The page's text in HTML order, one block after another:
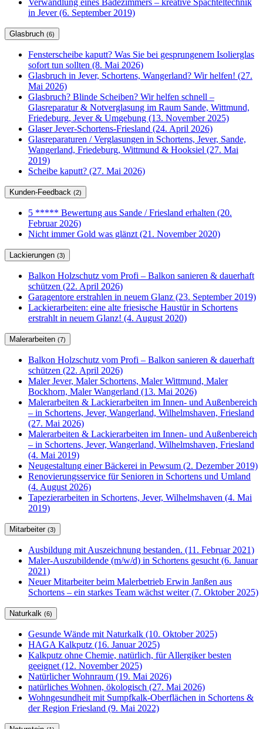
Verwandlung eines Badezimmers – kreative Spachteltechnik
in Jever (6. September 2019)
Glasbruch (6)
Fensterscheibe kaputt? Was Sie bei gesprungenem Isolierglas
sofort tun sollten (8. Mai 2026)
Glasbruch in Jever, Schortens, Wangerland? Wir helfen! (27.
Mai 2026)
Glasbruch? Blinde Scheiben? Wir helfen schnell –
Glasreparatur & Notverglasung im Raum Sande, Wittmund,
Friedeburg, Jever & Umgebung (13. November 2025)
Glaser Jever-Schortens-Friesland (24. April 2026)
Glasreparaturen / Verglasungen in Schortens, Jever, Sande,
Wangerland, Friedeburg, Wittmund & Hooksiel (27. Mai
2019)
Scheibe kaputt? (27. Mai 2026)
Kunden-Feedback (2)
5 ***** Bewertung aus Sande / Friesland erhalten (20.
Februar 2026)
Nicht immer Gold was glänzt (21. November 2020)
Lackierungen (3)
Balkon Holzschutz vom Profi – Balkon sanieren & dauerhaft
schützen (22. April 2026)
Garagentore erstrahlen in neuem Glanz (23. September 2019)
Lackierarbeiten: eine alte friesische Haustür in Schortens
erstrahlt in neuem Glanz! (4. August 2020)
Malerarbeiten (7)
Balkon Holzschutz vom Profi – Balkon sanieren & dauerhaft
schützen (22. April 2026)
Maler Jever, Maler Schortens, Maler Wittmund, Maler
Bockhorn, Maler Wangerland (13. Mai 2026)
Malerarbeiten & Lackierarbeiten im Innen- und Außenbereich
– in Schortens, Jever, Wangerland, Wilhelmshaven, Friesland
(27. Mai 2026)
Malerarbeiten & Lackierarbeiten im Innen- und Außenbereich
– in Schortens, Jever, Wangerland, Wilhelmshaven, Friesland
(4. Mai 2019)
Neugestaltung einer Bäckerei in Pewsum (2. Dezember 2019)
Renovierungsservice für Senioren in Schortens und Umland
(4. August 2026)
Tapezierarbeiten in Schortens, Jever, Wilhelmshaven (4. Mai
2019)
Mitarbeiter (3)
Ausbildung mit Auszeichnung bestanden. (11. Februar 2021)
Maler-Auszubildende (m/w/d) in Schortens gesucht (6. Januar
2021)
Neuer Mitarbeiter beim Malerbetrieb Erwin Janßen aus
Schortens – ein starkes Team wächst weiter (7. Oktober 2025)
Naturkalk (6)
Gesunde Wände mit Naturkalk (10. Oktober 2025)
HAGA Kalkputz (16. Januar 2025)
Kalkputz ohne Chemie, natürlich, für Allergiker besten
geeignet (12. November 2025)
Natürlicher Wohnraum (19. Mai 2026)
natürliches Wohnen, ökologisch (27. Mai 2026)
Wohngesundheit mit Sumpfkalk-Oberflächen in Schortens &
der Region Friesland (9. Mai 2022)